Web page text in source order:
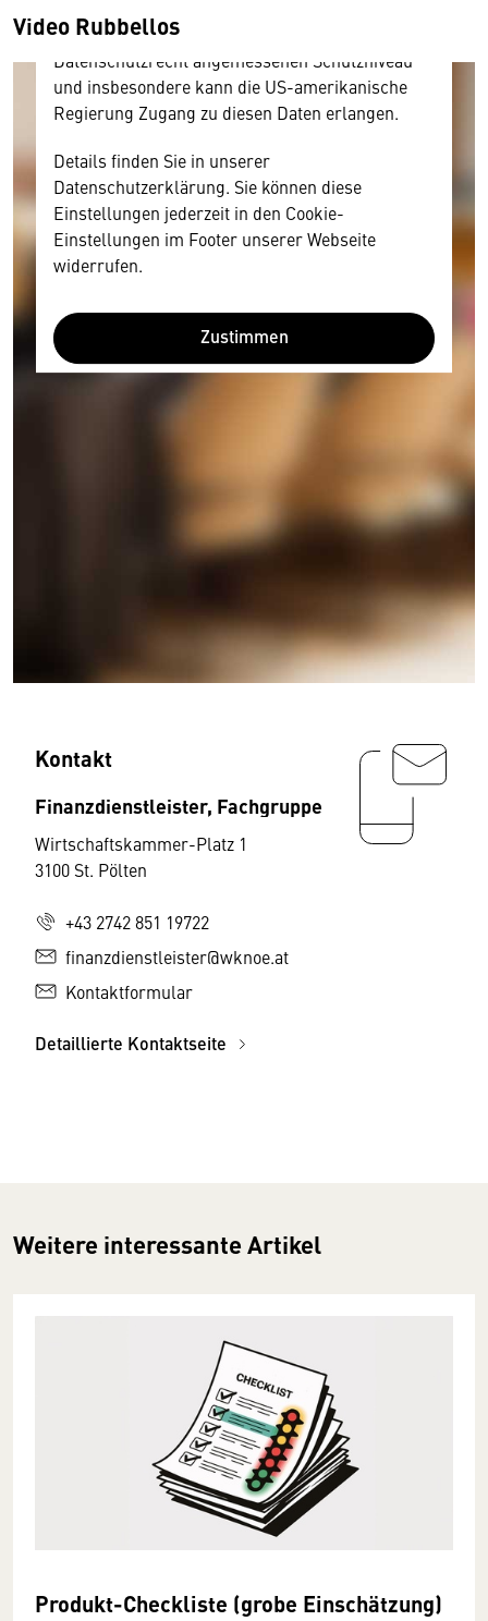
Video Rubbellos
Diese Daten unterliegen keinem dem EU-
Datenschutzrecht angemessenen Schutzniveau
und insbesondere kann die US-amerikanische
Regierung Zugang zu diesen Daten erlangen.
Details finden Sie in unserer
Datenschutzerklärung. Sie können diese
Einstellungen jederzeit in den Cookie-
Einstellungen im Footer unserer Webseite
widerrufen.
Zustimmen
Kontakt
Finanzdienstleister, Fachgruppe
Wirtschaftskammer-Platz 1
3100 St. Pölten
+43 2742 851 19722
finanzdienstleister@wknoe.at
Kontaktformular
Detaillierte Kontaktseite
Weitere interessante Artikel
Produkt-Checkliste (grobe Einschätzung)